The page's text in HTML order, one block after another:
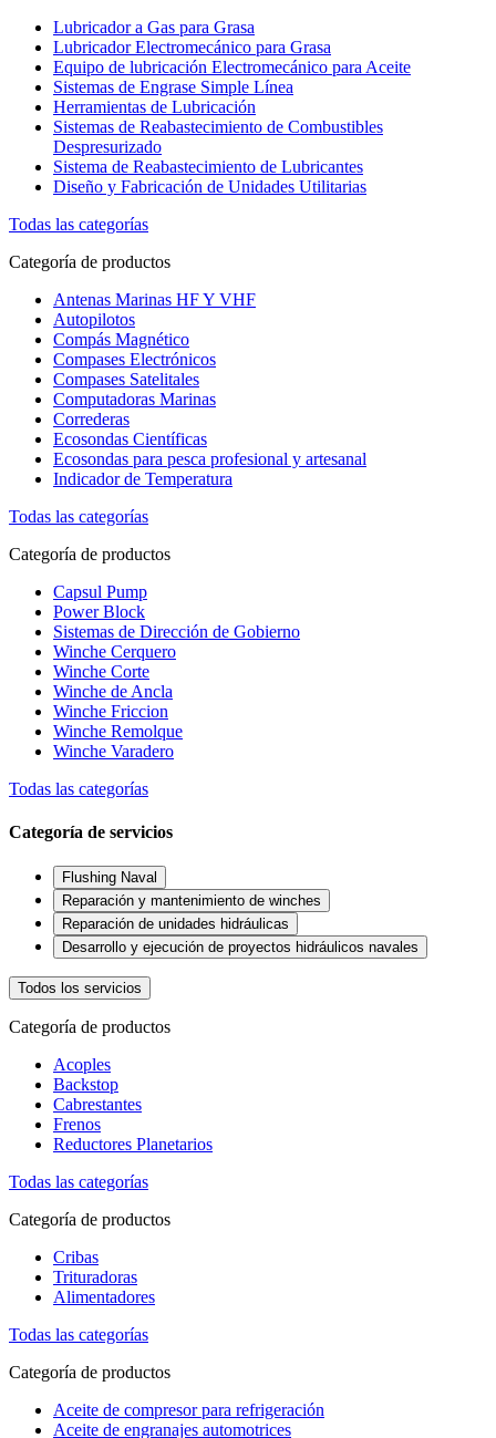
Lubricador a Gas para Grasa
Lubricador Electromecánico para Grasa
Equipo de lubricación Electromecánico para Aceite
Sistemas de Engrase Simple Línea
Herramientas de Lubricación
Sistemas de Reabastecimiento de Combustibles
Despresurizado
Sistema de Reabastecimiento de Lubricantes
Diseño y Fabricación de Unidades Utilitarias
Todas las categorías
Categoría de productos
Antenas Marinas HF Y VHF
Autopilotos
Compás Magnético
Compases Electrónicos
Compases Satelitales
Computadoras Marinas
Correderas
Ecosondas Científicas
Ecosondas para pesca profesional y artesanal
Indicador de Temperatura
Todas las categorías
Categoría de productos
Capsul Pump
Power Block
Sistemas de Dirección de Gobierno
Winche Cerquero
Winche Corte
Winche de Ancla
Winche Friccion
Winche Remolque
Winche Varadero
Todas las categorías
Categoría de servicios
Flushing Naval
Reparación y mantenimiento de winches
Reparación de unidades hidráulicas
Desarrollo y ejecución de proyectos hidráulicos navales
Todos los servicios
Categoría de productos
Acoples
Backstop
Cabrestantes
Frenos
Reductores Planetarios
Todas las categorías
Categoría de productos
Cribas
Trituradoras
Alimentadores
Todas las categorías
Categoría de productos
Aceite de compresor para refrigeración
Aceite de engranajes automotrices